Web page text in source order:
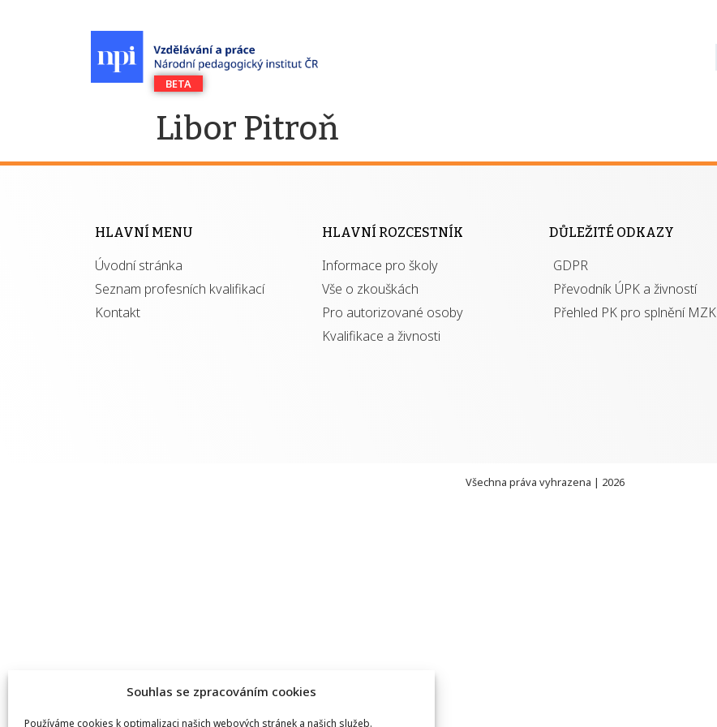
Souhlas se zpracováním cookies
Používáme cookies k optimalizaci našich webových stránek a našich služeb.
Libor Pitroň
HLAVNÍ MENU
Úvodní stránka
Seznam profesních kvalifikací
Kontakt
HLAVNÍ ROZCESTNÍK
Informace pro školy
Vše o zkouškách
Pro autorizované osoby
Kvalifikace a živnosti
DŮLEŽITÉ ODKAZY
GDPR
Převodník ÚPK a živností
Přehled PK pro splnění MZK
Všechna práva vyhrazena | 2026